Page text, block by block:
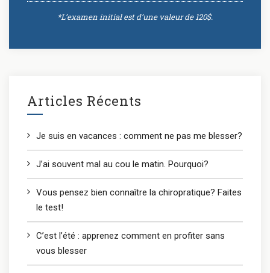
*L’examen initial est d’une valeur de 120$.
Articles Récents
Je suis en vacances : comment ne pas me blesser?
J’ai souvent mal au cou le matin. Pourquoi?
Vous pensez bien connaître la chiropratique? Faites
le test!
C’est l’été : apprenez comment en profiter sans
vous blesser